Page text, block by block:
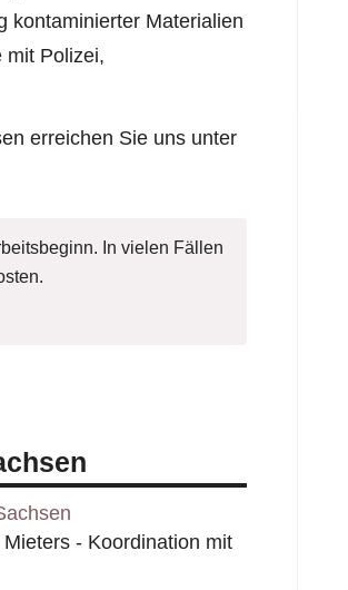
kontaminierter Materialien
mit Polizei,
erreichen Sie uns unter
In vielen Fällen
- Koordination mit